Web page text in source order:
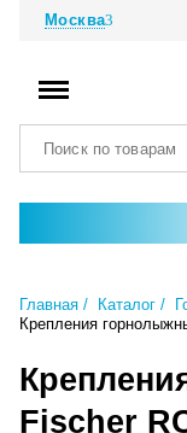
Москва
Главная Каталог
Крепления
Fischer